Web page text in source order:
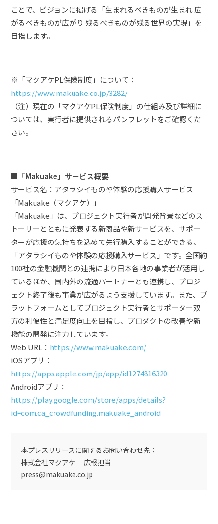
ことで、ビジョンに掲げる「生まれるべきものが生まれ 広
がるべきものが広がり 残るべきものが残る世界の実現」を
目指します。
※「マクアケPL保険制度」について：
https://www.makuake.co.jp/3282/
（注）現在の「マクアケPL保険制度」の仕組み及び詳細に
ついては、実行者に提供されるパンフレットをご確認くだ
さい。
■ 「Makuake」サービス概要
サービス名：アタラシイものや体験の応援購入サービス
「Makuake（マクアケ）」
「Makuake」は、プロジェクト実行者が開発背景などのス
トーリーとともに発表する新商品や新サービスを、サポー
ターが応援の気持ちを込めて先行購入することができる、
「アタラシイものや体験の応援購入サービス」です。全国約
100社の金融機関との連携により日本各地の事業者が活用し
ているほか、国内外の流通パートナーとも連携し、プロジ
ェクト終了後も事業が広がるよう支援しています。また、プ
ラットフォームとしてプロジェクト実行者とサポーター双
方の利便性と満足度向上を目指し、プロダクトの改善や新
機能の開発に注力しています。
Web URL： https://www.makuake.com/
iOSアプリ：
https://apps.apple.com/jp/app/id1274816320
Androidアプリ：
https://play.google.com/store/apps/details?
id=com.ca_crowdfunding.makuake_android
本プレスリリースに関するお問い合わせ先：
株式会社マクアケ 広報担当
press@makuake.co.jp